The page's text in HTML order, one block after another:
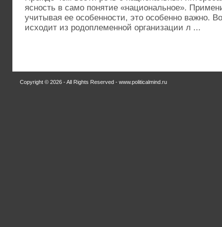
ясность в само понятие «национальное».
учитывая ее особенности, это особенно важно.
исходит из родоплеменной организации л ...
Copyright © 2026 - All Rights Reserved - www.politicalmind.ru